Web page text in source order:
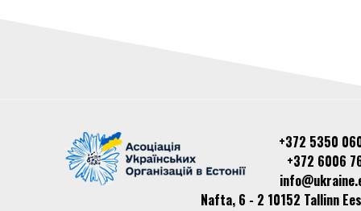
+372 5350
+372 6006
Nafta, 6 - 2 10152 Tallinn